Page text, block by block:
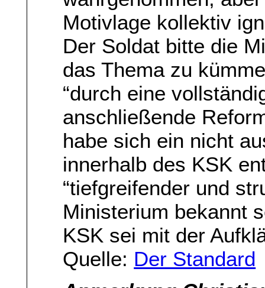
Motivlage kollektiv
Der Soldat bitte die
das Thema zu
“durch eine
anschließende
habe sich ein nicht
innerhalb des KSK
“tiefgreifender und
Ministerium bekannt
KSK sei mit der
Quelle: Der Standard